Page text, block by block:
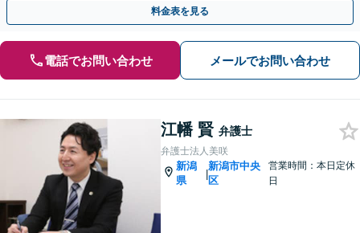
料金表を見る
電話でお問い合わせ メールでお問い合わせ
江幡 賢 弁護士
弁護士法人美咲
新潟
県
|
新潟市中央
区
営業時間：本日定休
日